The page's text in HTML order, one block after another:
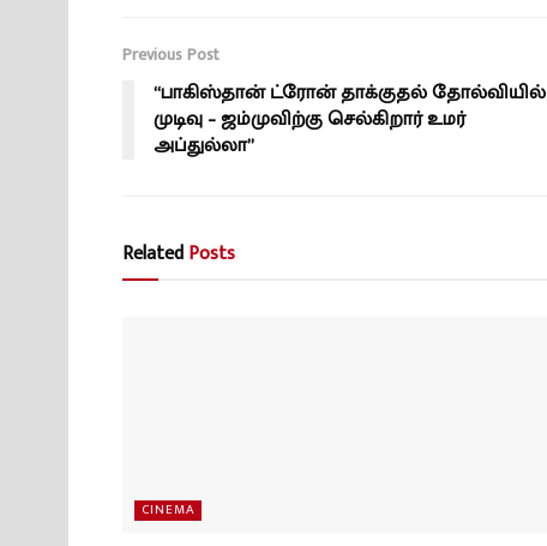
Previous Post
“பாகிஸ்தான் ட்ரோன் தாக்குதல் தோல்வியில்
முடிவு – ஜம்முவிற்கு செல்கிறார் உமர்
அப்துல்லா”
RelatedPosts
CINEMA